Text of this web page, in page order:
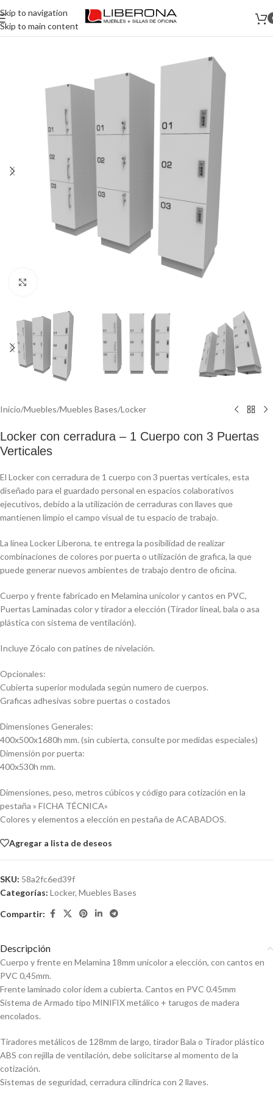
Skip to navigation
Skip to main content
Inicio/Muebles/Muebles Bases/Locker
Locker con cerradura – 1 Cuerpo con 3 Puertas
Verticales
El Locker con cerradura de 1 cuerpo con 3 puertas verticales, esta
diseñado para el guardado personal en espacios colaborativos
ejecutivos, debido a la utilización de cerraduras con llaves que
mantienen limpio el campo visual de tu espacio de trabajo.
La línea Locker Liberona, te entrega la posibilidad de realizar
combinaciones de colores por puerta o utilización de grafica, la que
puede generar nuevos ambientes de trabajo dentro de oficina.
Cuerpo y frente fabricado en Melamina unicolor y cantos en PVC,
Puertas Laminadas color y tirador a elección (Tirador lineal, bala o asa
plástica con sistema de ventilación).
Incluye Zócalo con patines de nivelación.
Opcionales:
Cubierta superior modulada según numero de cuerpos.
Graficas adhesivas sobre puertas o costados
Dimensiones Generales:
400x500x1680h mm. (sin cubierta, consulte por medidas especiales)
Dimensión por puerta:
400x530h mm.
Dimensiones, peso, metros cúbicos y código para cotización en la
pestaña » FICHA TÉCNICA»
Colores y elementos a elección en pestaña de ACABADOS.
Agregar a lista de deseos
SKU: 58a2fc6ed39f
Categorías: Locker, Muebles Bases
Compartir:
Descripción
Cuerpo y frente en Melamina 18mm unicolor a elección, con cantos en
PVC 0,45mm.
Frente laminado color ídem a cubierta. Cantos en PVC 0.45mm
Sistema de Armado tipo MINIFIX metálico + tarugos de madera
encolados.
Tiradores metálicos de 128mm de largo, tirador Bala o Tirador plástico
ABS con rejilla de ventilación, debe solicitarse al momento de la
cotización.
Sistemas de seguridad, cerradura cilíndrica con 2 llaves.